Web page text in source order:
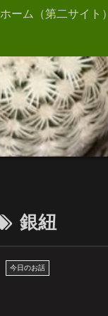
ホーム（第二サイト）
銀紐
今日のお話